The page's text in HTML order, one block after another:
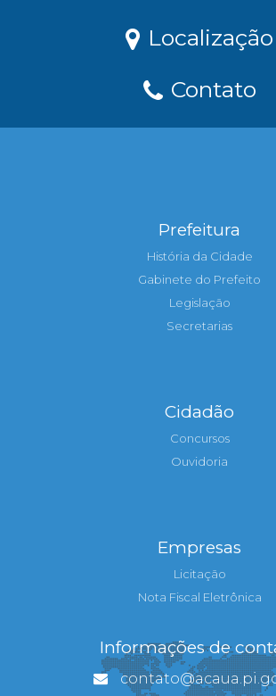
Localização
Contato
Prefeitura
História da Cidade
Gabinete do Prefeito
Legislação
Secretarias
Cidadão
Concursos
Ouvidoria
Empresas
Licitação
Nota Fiscal Eletrônica
Informações de